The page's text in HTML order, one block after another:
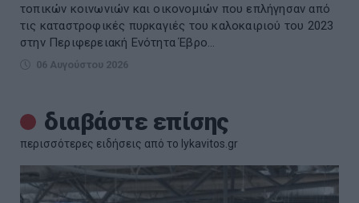
τοπικών κοινωνιών και οικονομιών που επλήγησαν από
τις καταστροφικές πυρκαγιές του καλοκαιριού του 2023
στην Περιφερειακή Ενότητα Έβρο...
06 Αυγούστου 2026
διαβάστε επίσης
περισσότερες ειδήσεις από το lykavitos.gr